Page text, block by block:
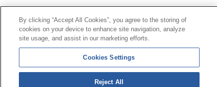
Línea Universal 900 203 203|Zona Privada Comisión de
Prestaciones Especiales|Zona Privada Proveedor
© Mutua Universal 2026 | Mapa del sitio | Aviso legal
Política de Protección de Datos
By clicking “Accept All Cookies”, you agree to the storing of
cookies on your device to enhance site navigation, analyze
site usage, and assist in our marketing efforts.
Cookies Settings
Reject All